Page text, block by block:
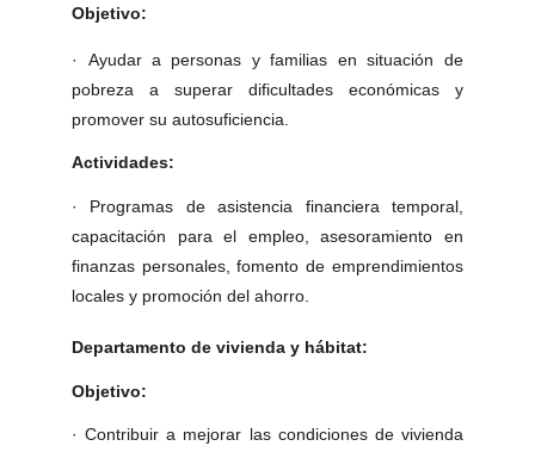
Objetivo:
·
Ayudar a personas y familias en situación de
pobreza a superar dificultades económicas y
promover su autosuficiencia.
Actividades:
·
Programas de asistencia financiera temporal,
capacitación para el empleo, asesoramiento en
finanzas personales, fomento de emprendimientos
locales y promoción del ahorro.
Departamento de vivienda y hábitat:
Objetivo:
· Contribuir a mejorar las condiciones de vivienda